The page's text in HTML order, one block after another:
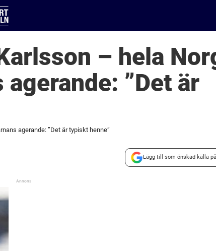
– hela
”Det är
agerande: ”Det är typiskt henne”
Lägg till som önskad källa